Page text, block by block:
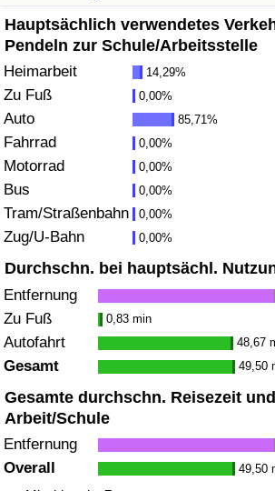
Hauptsächlich verwendetes
Pendeln zur Schule/Arbeitsstelle
Heimarbeit 14,29%
Zu Fuß 0,00%
Auto 85,71%
Fahrrad 0,00%
Motorrad 0,00%
Bus 0,00%
Tram/Straßenbahn 0,00%
Zug/U-Bahn 0,00%
Durchschn. bei hauptsächl.
Entfernung
Zu Fuß 0,83 min
Autofahrt 48,67
Gesamt 49,50
Gesamte durchschn. Reisezeit
Arbeit/Schule
Entfernung
Overall 49,50
Kriminalitäts-Index
Kriminalitätsindex nach Land
Gesundheitsversorgung
Gesundheitsversorgungs-Index
Gesundheitsversorgungs-Index
Umweltverschmutzung
Umweltverschmutzungs-Index
Verschmutzungsindex
Umweltverschmutzungs-Index nach
Verkehr